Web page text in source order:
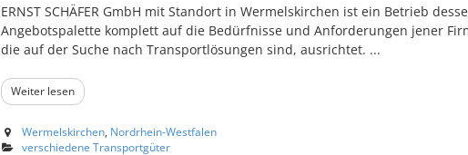
ERNST SCHÄFER GmbH mit Standort in Wermelskirchen ist ein Betrieb
Angebotspalette komplett auf die Bedürfnisse und Anforderungen jener
die auf der Suche nach Transportlösungen sind, ausrichtet. ...
Weiter lesen
Wermelskirchen, Nordrhein-Westfalen
verschiedene Transportgüter